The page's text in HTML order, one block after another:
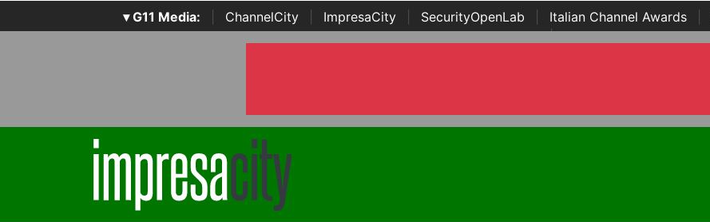
▾ G11 Media: ChannelCity ImpresaCity SecurityOpenLab Italian Channel Awards
Awards | ...